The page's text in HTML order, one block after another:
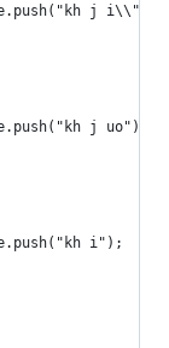
j i\\");
j uo");
i");